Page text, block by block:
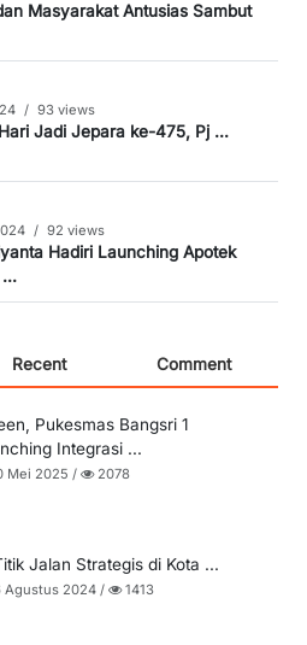
Masyarakat Antusias Sambut
/ 93 views
Jadi Jepara ke-475, Pj ...
/ 92 views
Hadiri Launching Apotek
...
Recent Comment
Pukesmas Bangsri 1
Integrasi ...
Mei 2025 / 2078
Jalan Strategis di Kota ...
Agustus 2024 / 1413